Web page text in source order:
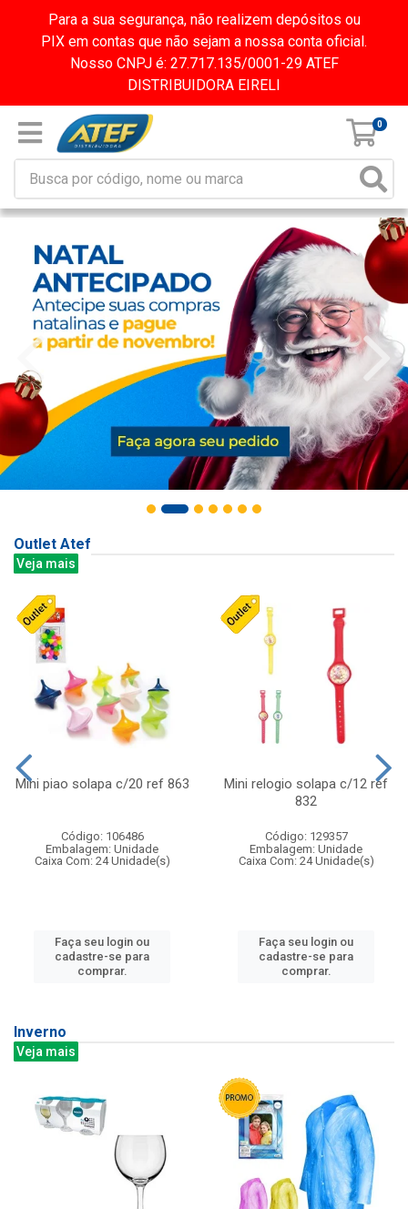
Para a sua segurança, não realizem depósitos ou
PIX em contas que não sejam a nossa conta oficial.
Nosso CNPJ é: 27.717.135/0001-29 ATEF
DISTRIBUIDORA EIRELI
0
Outlet Atef
Veja mais
Mini piao solapa c/20 ref 863
Código: 106486
Embalagem: Unidade
Caixa Com: 24 Unidade(s)
Faça seu login ou
cadastre-se para
comprar.
Mini relogio solapa c/12 ref
832
Código: 129357
Embalagem: Unidade
Caixa Com: 24 Unidade(s)
Faça seu login ou
cadastre-se para
comprar.
Inverno
Veja mais